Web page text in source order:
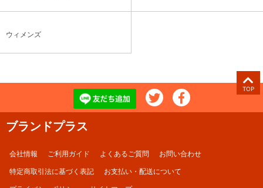
ウィメンズ
TOP
ブランドプラス
会社情報 ご利用ガイド よくあるご質問
お問い合わせ
特定商取引法に基づく表記
お支払い・配送について